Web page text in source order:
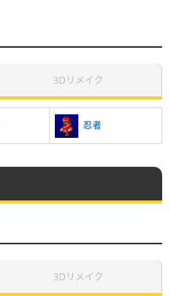
3Dリメイク
忍者
3Dリメイク